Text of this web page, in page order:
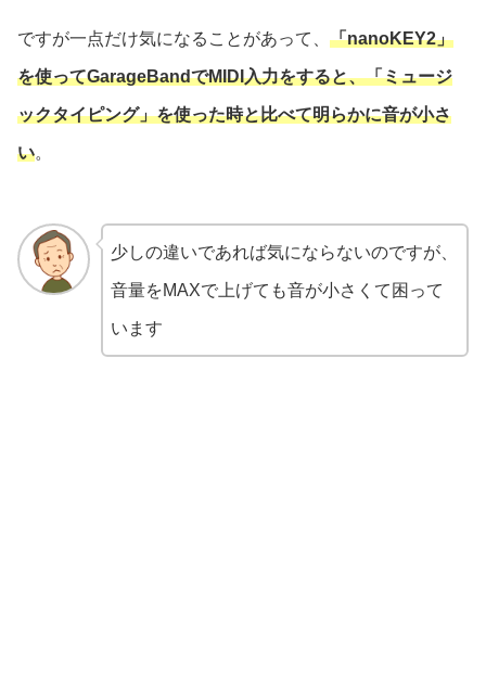
ですが一点だけ気になることがあって、 「nanoKEY2」
を使ってGarageBandでMIDI入力をすると、「ミュージ
ックタイピング」を使った時と比べて明らかに音が小さ
い。
少しの違いであれば気にならないのですが、
音量をMAXで上げても音が小さくて困って
います